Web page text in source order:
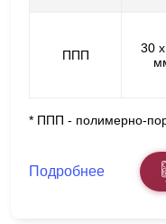
ППП
30
* ППП - полимерно-
Подробнее